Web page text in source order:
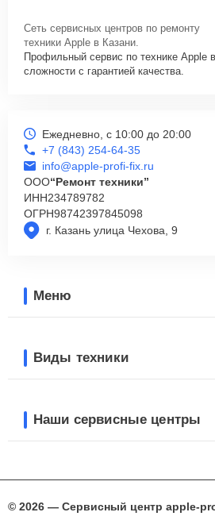
Сеть сервисных центров по ремонту
техники Apple в Казани.
Профильный сервис по технике Apple
сложности с гарантией качества.
г. Казань улица Чехова, 9
Ежедневно, с 10:00 до 20:00
+7 (843) 254-64-35
info@apple-profi-fix.ru
ООО“Ремонт техники”
ИНН234789782
ОГРН98742397845098
Меню
Виды техники
Наши сервисные центры
© 2026 — Сервисный центр apple-